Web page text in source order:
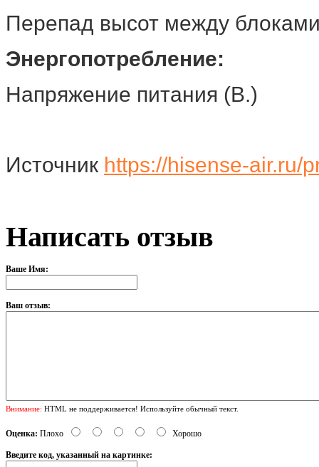
Перепад высот между
Энергопотребление:
Напряжение питания
Источник https://hisense-air.ru/
Написать отзыв
Ваше Имя:
Ваш отзыв:
Внимание: HTML не поддерживается! Используйте обычный текст.
Оценка: Плохо Хорошо
Введите код, указанный на картинке: